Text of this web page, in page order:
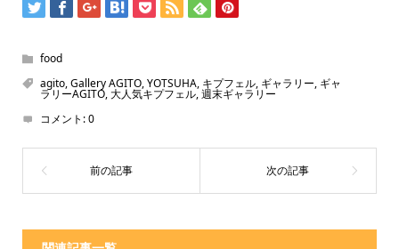
food
agito,Gallery AGITO,YOTSUHA, キプフェル, ギャラリー, ギャ
ラリーAGITO,大人気キプフェル,週末ギャラリー
コメント:0